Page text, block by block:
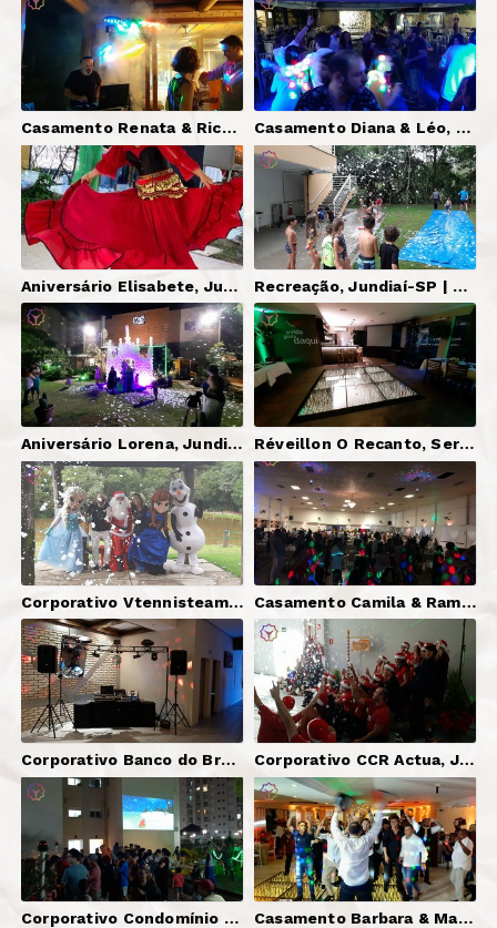
Casamento Renata & Richard, Ubatuba-SP | DJ Serginho Brazil + Som (Cerimônia e Festa) + Iluminação Básica Casamento Diana & Léo, Socorro-SP | DJ Serginho Brazil + Som (Cerimônia e Festa) + Iluminação
Aniversário Elisabete, Jundiaí-SP | DJ Serginho Brazil + Som Recreação, Jundiaí-SP | Neve Artificial
Aniversário Lorena, Jundiaí-SP | Máquina de Neve Réveillon O Recanto, Serra Negra-SP | DJ Serginho Brazil + Som + Iluminação + Pista LED Paris
Corporativo Vtennisteam Sport Center, Jundiaí-SP | Neve Artificial Casamento Camila & Ramon, Jundiaí-SP | DJ Guilherme Gaisler + Som + Iluminação + Telão
Corporativo Banco do Brasil S/A, São Paulo-SP | DJ Serginho Brazil + Som + Iluminação Básica Corporativo CCR Actua, Jundiaí-SP | Neve Artificial
Corporativo Condomínio Practice, Jundiaí-SP | Neve Artificial + Projeção Casamento Barbara & Marcio | DJ Serginho Brazil + Som (Cerimônia e Festa) + Iluminação (Pista e Cênica) + Telão + Pista LED Paris